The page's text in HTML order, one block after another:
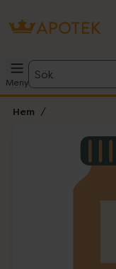
Meny
Sök
Hem
Lista: .